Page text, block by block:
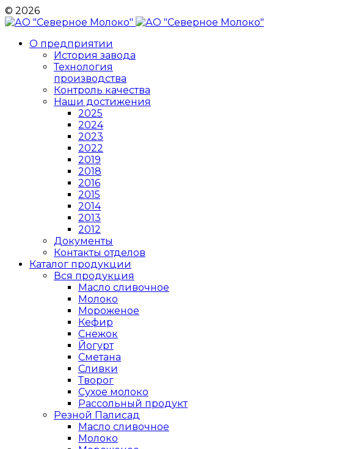
© 2026
О предприятии
История завода
Технология
производства
Контроль качества
Наши достижения
2025
2024
2023
2022
2019
2018
2016
2015
2014
2013
2012
Документы
Контакты отделов
Каталог продукции
Вся продукция
Масло сливочное
Молоко
Мороженое
Кефир
Снежок
Йогурт
Сметана
Сливки
Творог
Сухое молоко
Рассольный продукт
Резной Палисад
Масло сливочное
Молоко